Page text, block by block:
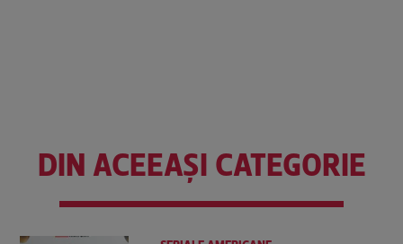
DIN ACEEAȘI CATEGORIE